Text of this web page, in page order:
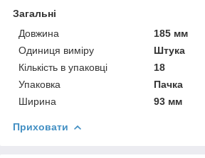
Загальні
Довжина
185 мм
Одиниця виміру
Штука
Кількість в упаковці
18
Упаковка
Пачка
Ширина
93 мм
Приховати